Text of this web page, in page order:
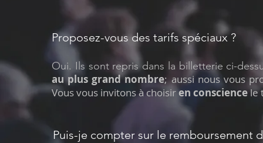
Proposez-vous des tarifs spéciaux ?
Oui. Ils sont repris dans la billetterie ci-
au plus grand nombre; aussi nous vous
Vous vous invitons à choisiren consciencele
Puis-je compter sur le remboursement